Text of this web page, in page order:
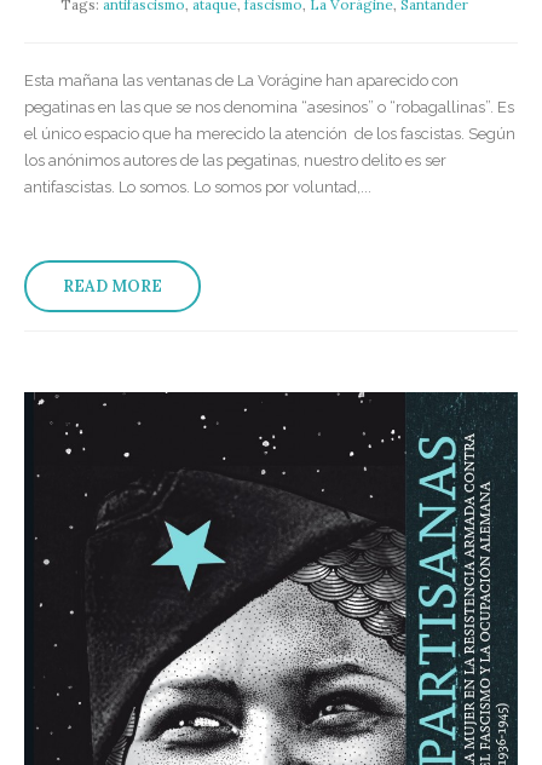
Tags: antifascismo, ataque, fascismo, La Vorágine, Santander
Esta mañana las ventanas de La Vorágine han aparecido con
pegatinas en las que se nos denomina “asesinos” o “robagallinas”. Es
el único espacio que ha merecido la atención de los fascistas. Según
los anónimos autores de las pegatinas, nuestro delito es ser
antifascistas. Lo somos. Lo somos por voluntad,...
READ MORE